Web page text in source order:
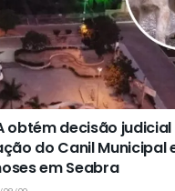
obtém decisão
do Canil Municipal
em Seabra